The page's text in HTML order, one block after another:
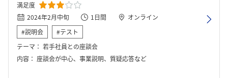
満足度
2024年2月中旬
1日間
オンライン
#説明会
#テスト
テーマ： 若手社員との座談会
内容： 座談会が中心、事業説明、質疑応答など